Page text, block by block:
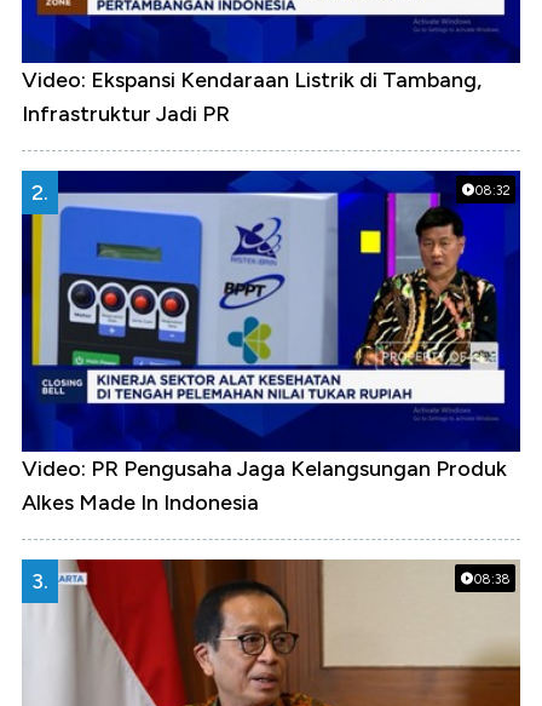
Video: Ekspansi Kendaraan Listrik di Tambang,
Infrastruktur Jadi PR
08:32
2.
Video: PR Pengusaha Jaga Kelangsungan Produk
Alkes Made In Indonesia
08:38
3.